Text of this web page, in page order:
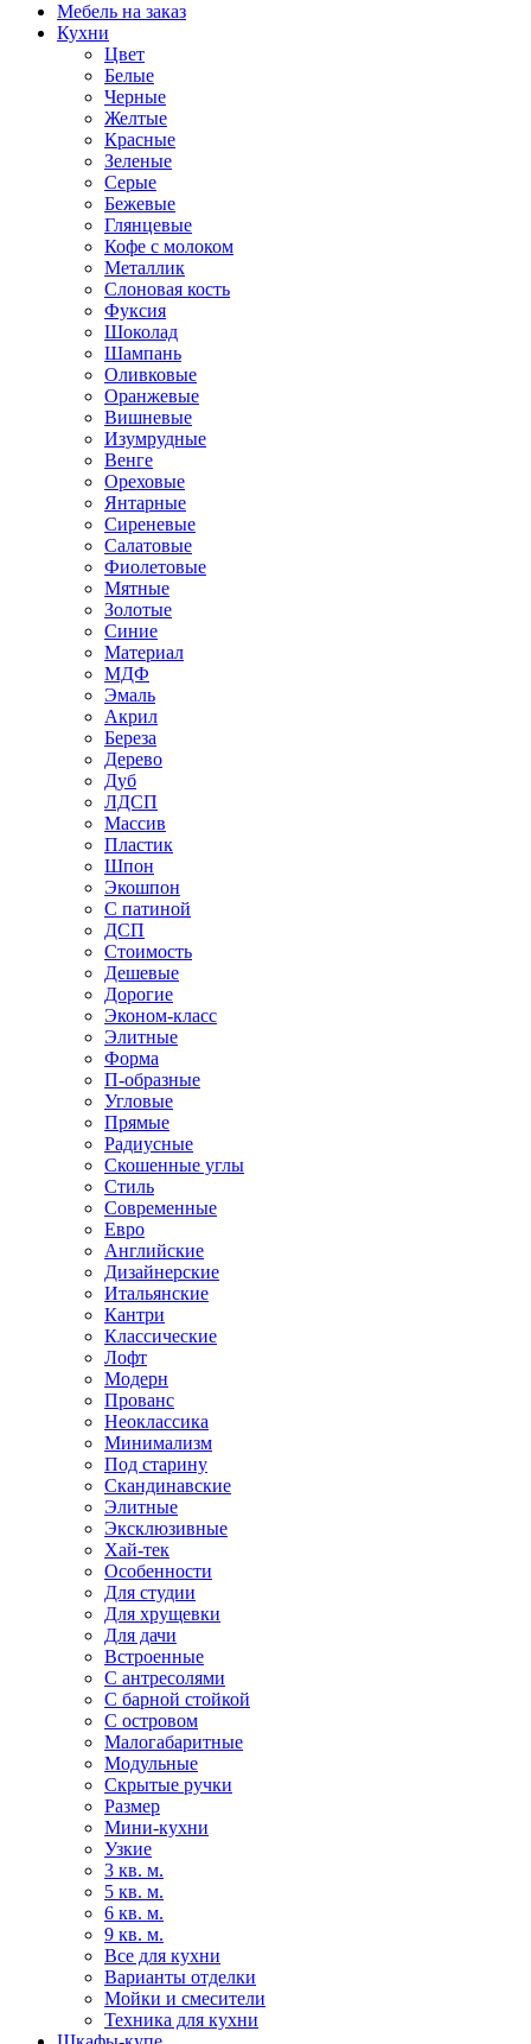
Мебель на заказ
Кухни
Цвет
Белые
Черные
Желтые
Красные
Зеленые
Серые
Бежевые
Глянцевые
Кофе с молоком
Металлик
Слоновая кость
Фуксия
Шоколад
Шампань
Оливковые
Оранжевые
Вишневые
Изумрудные
Венге
Ореховые
Янтарные
Сиреневые
Салатовые
Фиолетовые
Мятные
Золотые
Синие
Материал
МДФ
Эмаль
Акрил
Береза
Дерево
Дуб
ЛДСП
Массив
Пластик
Шпон
Экошпон
С патиной
ДСП
Стоимость
Дешевые
Дорогие
Эконом-класс
Элитные
Форма
П-образные
Угловые
Прямые
Радиусные
Скошенные углы
Стиль
Современные
Евро
Английские
Дизайнерские
Итальянские
Кантри
Классические
Лофт
Модерн
Прованс
Неоклассика
Минимализм
Под старину
Скандинавские
Элитные
Эксклюзивные
Хай-тек
Особенности
Для студии
Для хрущевки
Для дачи
Встроенные
С антресолями
С барной стойкой
С островом
Малогабаритные
Модульные
Скрытые ручки
Размер
Мини-кухни
Узкие
3 кв. м.
5 кв. м.
6 кв. м.
9 кв. м.
Все для кухни
Варианты отделки
Мойки и смесители
Техника для кухни